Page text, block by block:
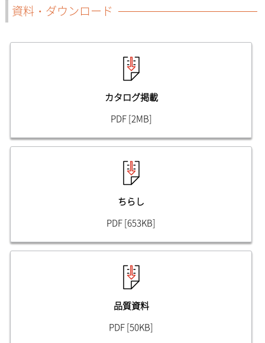
資料・ダウンロード
カタログ掲載
PDF [2MB]
ちらし
PDF [653KB]
品質資料
PDF [50KB]